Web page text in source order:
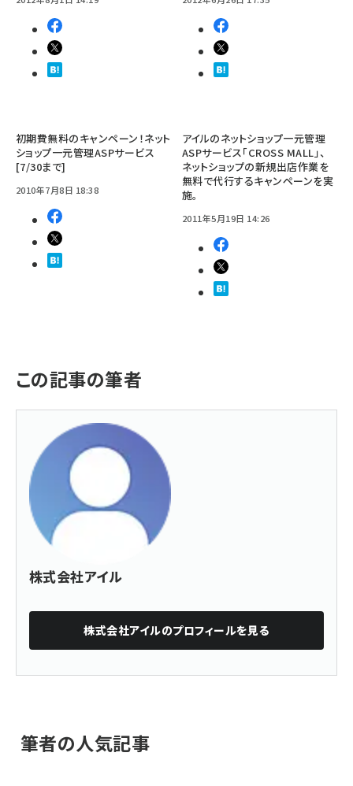
初期費無料のキャンペーン！ネット
ショップ一元管理ASPサービス
[7/30まで]
2010年7月8日 18:38
アイルのネットショップ一元管理
ASPサービス「CROSS MALL」、
ネットショップの新規出店作業を
無料で代行するキャンペーンを実
施。
2011年5月19日 14:26
この記事の筆者
株式会社アイル
株式会社アイルのプロフィールを見る
筆者の人気記事